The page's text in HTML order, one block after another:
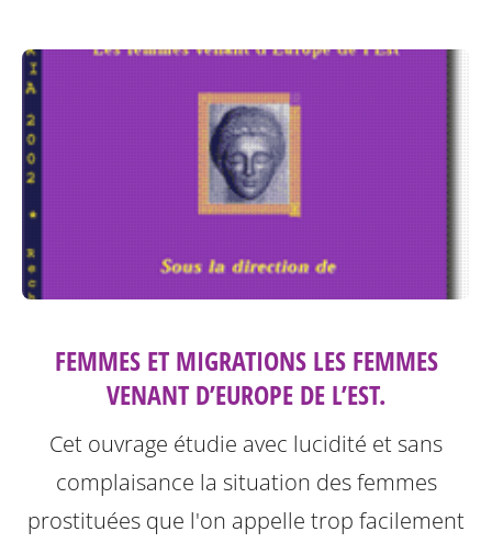
FEMMES ET MIGRATIONS LES FEMMES
VENANT D’EUROPE DE L’EST.
Cet ouvrage étudie avec lucidité et sans
complaisance la situation des femmes
prostituées que l'on appelle trop facilement